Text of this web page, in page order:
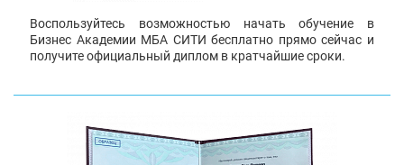
Воспользуйтесь возможностью начать обучение в
Бизнес Академии МБА СИТИ бесплатно прямо сейчас и
получите официальный диплом в кратчайшие сроки.